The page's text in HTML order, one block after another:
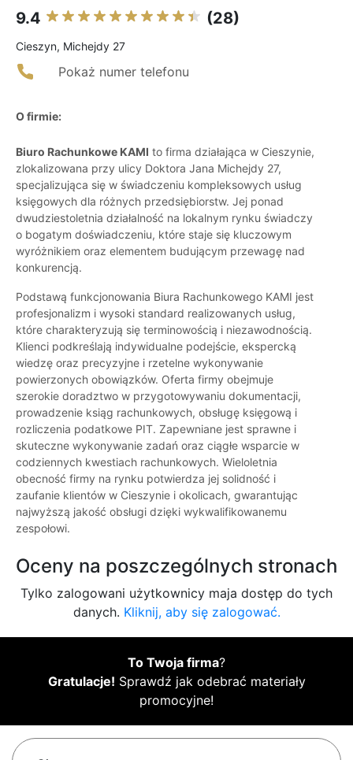
9.4 (28)
Cieszyn, Michejdy 27
Pokaż numer telefonu
O firmie:
Biuro Rachunkowe KAMI to firma działająca w Cieszynie,
zlokalizowana przy ulicy Doktora Jana Michejdy 27,
specjalizująca się w świadczeniu kompleksowych usług
księgowych dla różnych przedsiębiorstw. Jej ponad
dwudziestoletnia działalność na lokalnym rynku świadczy
o bogatym doświadczeniu, które staje się kluczowym
wyróżnikiem oraz elementem budującym przewagę nad
konkurencją.
Podstawą funkcjonowania Biura Rachunkowego KAMI jest
profesjonalizm i wysoki standard realizowanych usług,
które charakteryzują się terminowością i niezawodnością.
Klienci podkreślają indywidualne podejście, ekspercką
wiedzę oraz precyzyjne i rzetelne wykonywanie
powierzonych obowiązków. Oferta firmy obejmuje
szerokie doradztwo w przygotowywaniu dokumentacji,
prowadzenie ksiąg rachunkowych, obsługę księgową i
rozliczenia podatkowe PIT. Zapewniane jest sprawne i
skuteczne wykonywanie zadań oraz ciągłe wsparcie w
codziennych kwestiach rachunkowych. Wieloletnia
obecność firmy na rynku potwierdza jej solidność i
zaufanie klientów w Cieszynie i okolicach, gwarantując
najwyższą jakość obsługi dzięki wykwalifikowanemu
zespołowi.
Oceny na poszczególnych stronach
Tylko zalogowani użytkownicy maja dostęp do tych
danych. Kliknij, aby się zalogować.
To Twoja firma?
Gratulacje! Sprawdź jak odebrać materiały
promocyjne!